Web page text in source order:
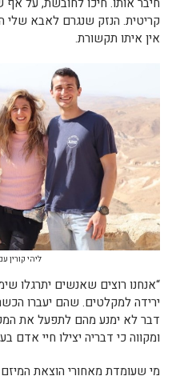
“במקרה של אבא שלי היה
חיבר אותו. חיכו לחובשת, על
אין איתו תקשורת.
ליהי
“אנחנו רוצים שאנשים יתרגלו
ירידה למקלטים. שהם יעברו
ומקווה כי דבריה יצילו חיי אדם